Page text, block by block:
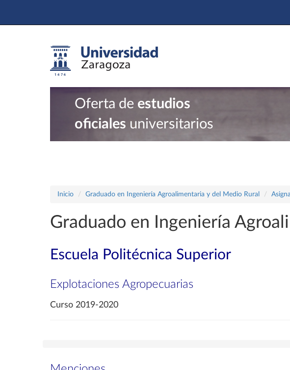
Oferta de estudios
oficiales universitarios
Inicio Graduado en Ingeniería Agroalimentaria y del Medio Rural
Graduado en Ingeniería
Escuela Politécnica Superior
Explotaciones Agropecuarias
Curso 2019-2020